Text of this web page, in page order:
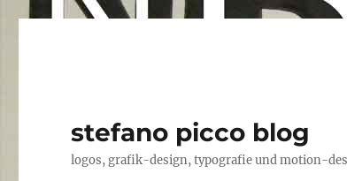
stefano picco blog
logos, grafik-design, typografie und motion-